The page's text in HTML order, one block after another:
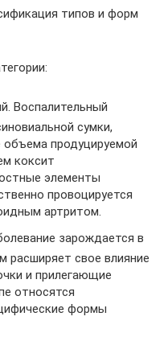
типов и форм
Воспалительный
сумки,
объема продуцируемой
коксит
элементы
провоцируется
артритом.
зарождается в
расширяет свое влияние
и прилегающие
относятся
формы